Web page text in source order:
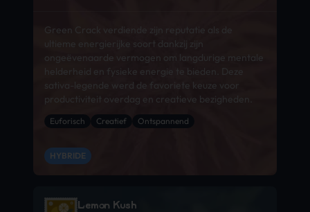
Green Crack verdiende zijn reputatie als de
ultieme energierijke soort dankzij zijn
ongeëvenaarde vermogen om langdurige mentale
helderheid en fysieke energie te bieden. Deze
sativa-legende werd de favoriete keuze voor
productiviteit overdag en creatieve bezigheden.
Euforisch Creatief Ontspannend
HYBRIDE
Lemon Kush